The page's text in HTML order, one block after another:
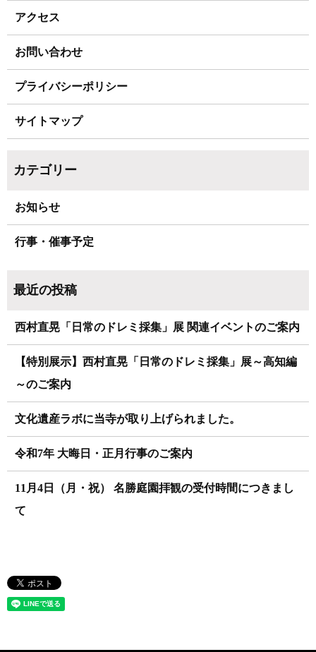
アクセス
お問い合わせ
プライバシーポリシー
サイトマップ
お知らせ
行事・催事予定
西村直晃「日常のドレミ採集」展 関連イベントのご案内
【特別展示】西村直晃「日常のドレミ採集」展～高知編
～のご案内
文化遺産ラボに当寺が取り上げられました。
令和7年 大晦日・正月行事のご案内
11月4日（月・祝） 名勝庭園拝観の受付時間につきまし
て